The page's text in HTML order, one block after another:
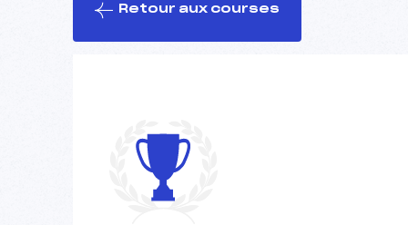
Retour aux courses